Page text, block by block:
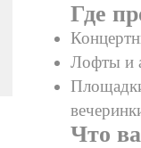
Где
Лофты и
Что